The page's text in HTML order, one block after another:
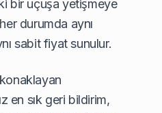
bir uçuşa yetişmeye
durumda aynı
sabit fiyat sunulur.
en sık geri bildirim,